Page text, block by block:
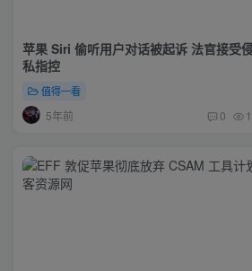
苹果 Siri 偷听用户对话被起诉 法官接受
私指控
值得一看
5年前 0